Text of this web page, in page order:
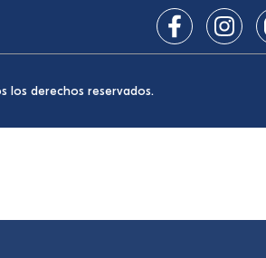
los derechos reservados.